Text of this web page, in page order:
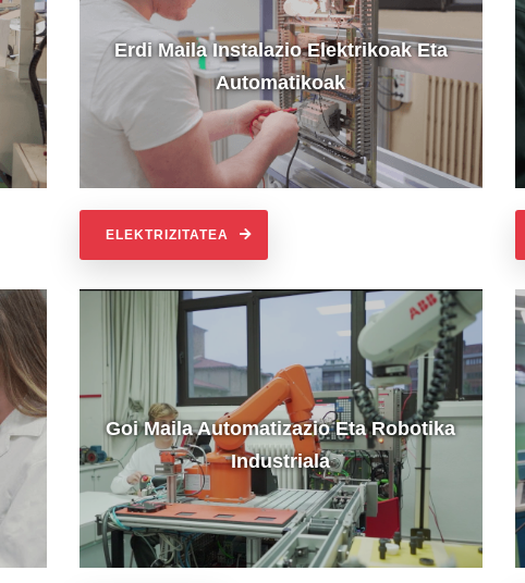
Erdi Maila Instalazio Elektrikoak Eta
Automatikoak
ELEKTRIZITATEA
Goi Maila Automatizazio Eta Robotika
Industriala